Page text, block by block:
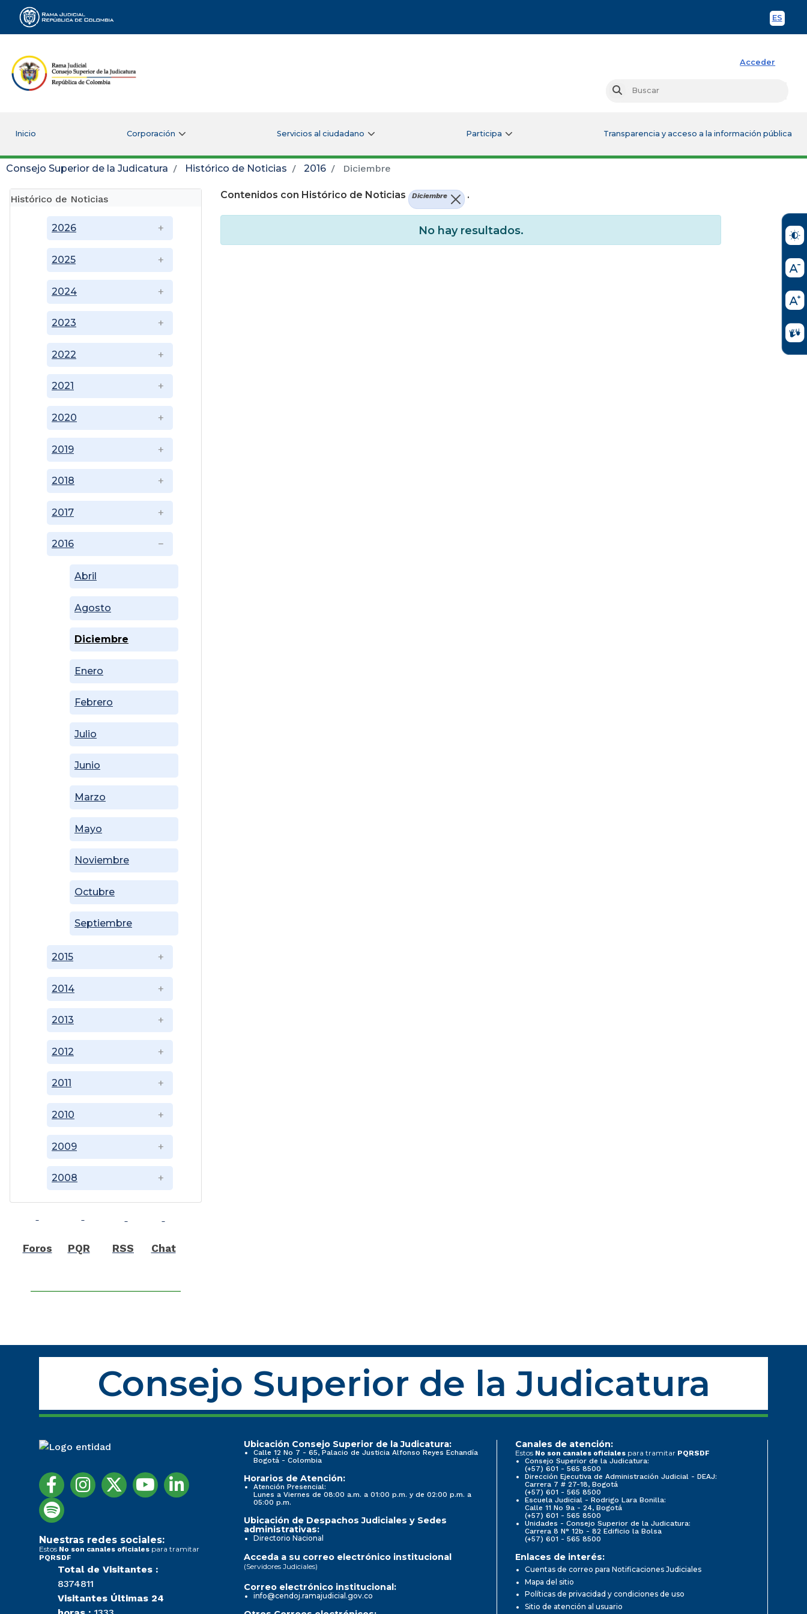
ES
Rama Judicial
Acceder
Buscar
Inicio Corporación Servicios al ciudadano Participa Transparencia y acceso a la información pública
Consejo Superior de la Judicatura Histórico de Noticias 2016 Diciembre
Histórico de Noticias
2008
2009
2010
2011
2012
2013
2014
2015
2016
Abril
Agosto
Diciembre
Enero
Febrero
Julio
Junio
Marzo
Mayo
Noviembre
Octubre
Septiembre
2017
2018
2019
2020
2021
2022
2023
2024
2025
2026
Foros PQR RSS Chat
Contenidos con Histórico de Noticias Diciembre .
No hay resultados.
Consejo Superior de la Judicatura
Nuestras redes sociales:
Estos No son canales oficiales para tramitar
PQRSDF
Total de Visitantes :
8374811
Visitantes Últimas 24
Ubicación Consejo Superior de la Judicatura:
Calle 12 No 7 - 65, Palacio de Justicia Alfonso Reyes Echandía
Bogotá - Colombia
Horarios de Atención:
Atención Presencial:
Lunes a Viernes de 08:00 a.m. a 01:00 p.m. y de 02:00 p.m. a
05:00 p.m.
Ubicación de Despachos Judiciales y Sedes
administrativas:
Directorio Nacional
Canales de atención:
Estos No son canales oficiales para tramitar PQRSDF
Consejo Superior de la Judicatura:
(+57) 601 - 565 8500
Dirección Ejecutiva de Administración Judicial - DEAJ:
Carrera 7 # 27-18, Bogotá
(+57) 601 - 565 8500
Escuela Judicial - Rodrigo Lara Bonilla:
Calle 11 No 9a - 24, Bogotá
(+57) 601 - 565 8500
Unidades - Consejo Superior de la Judicatura:
Carrera 8 N° 12b - 82 Edificio la Bolsa
(+57) 601 - 565 8500
Acceda a su correo electrónico institucional
(Servidores Judiciales)
Correo electrónico institucional:
info@cendoj.ramajudicial.gov.co
Enlaces de interés:
Cuentas de correo para Notificaciones Judiciales
Mapa del sitio
Políticas de privacidad y condiciones de uso
Sitio de atención al usuario